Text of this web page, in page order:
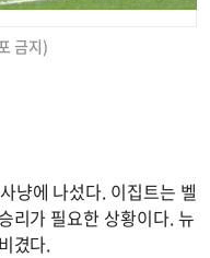
금지)
냥에 나섰다. 이집트는 벨
리가 필요한 상황이다. 뉴
겼다.